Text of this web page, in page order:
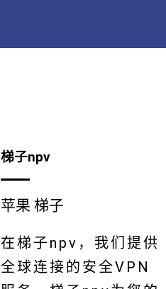
梯子npv
苹果 梯子
在梯子npv，我们提供
全球连接的安全VPN